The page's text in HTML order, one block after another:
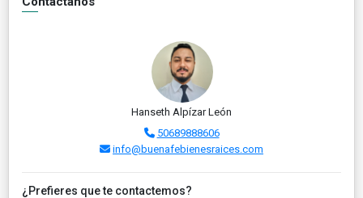
Hanseth Alpízar León
50689888606
info@buenafebienesraices.com
¿Prefieres que te contactemos?